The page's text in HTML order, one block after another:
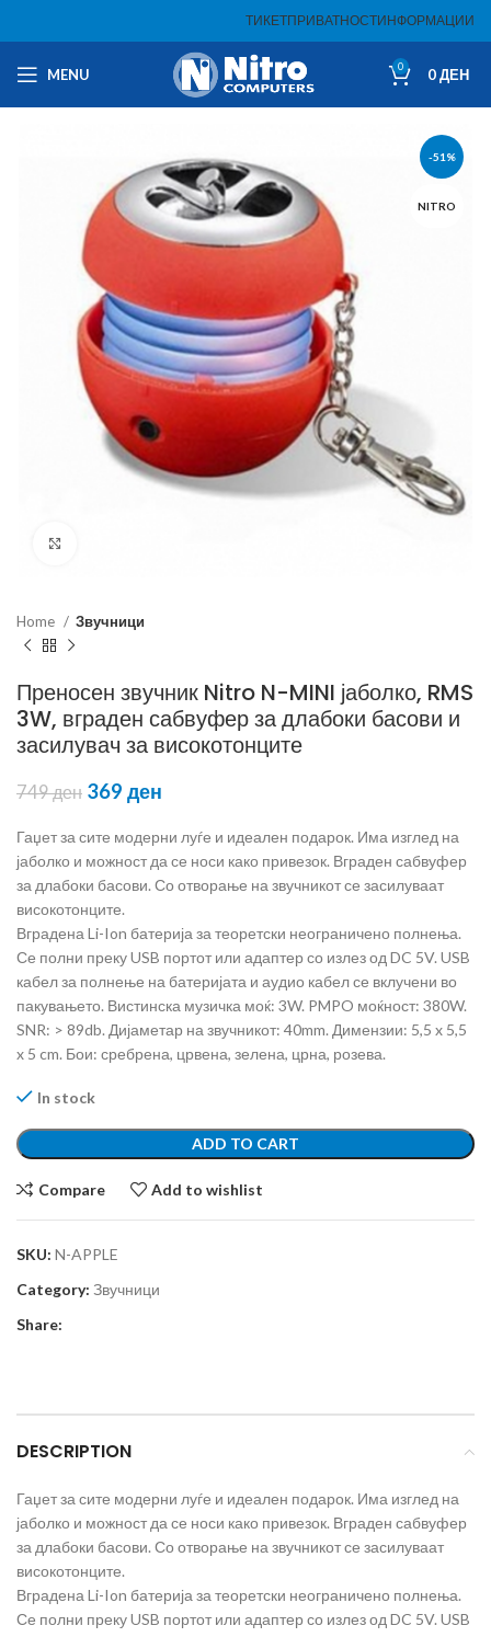
ТИКЕТПРИВАТНОСТИНФОРМАЦИИ
MENU 0 0ДЕН
-51%
NITRO
Home Звучници
Преносен звучник Nitro N-MINI јаболко, RMS
3W, вграден сабвуфер за длабоки басови и
засилувач за високотонците
749ден 369 ден
Гаџет за сите модерни луѓе и идеален подарок. Има изглед на
јаболко и можност да се носи како привезок. Вграден сабвуфер
за длабоки басови. Со отворање на звучникот се засилуваат
високотонците.
Вградена Li-Ion батерија за теоретски неограничено полнења.
Се полни преку USB портот или адаптер со излез од DC 5V. USB
кабел за полнење на батеријата и аудио кабел се вклучени во
пакувањето. Вистинска музичка моќ: 3W. PMPO моќност: 380W.
SNR: > 89db. Дијаметар на звучникот: 40mm. Димензии: 5,5 x 5,5
x 5 cm. Бои: сребрена, црвена, зелена, црна, розева.
In stock
ADD TO CART
Compare Add to wishlist
SKU: N-APPLE
Category: Звучници
Share:
DESCRIPTION
Гаџет за сите модерни луѓе и идеален подарок. Има изглед на
јаболко и можност да се носи како привезок. Вграден сабвуфер
за длабоки басови. Со отворање на звучникот се засилуваат
високотонците.
Вградена Li-Ion батерија за теоретски неограничено полнења.
Се полни преку USB портот или адаптер со излез од DC 5V. USB